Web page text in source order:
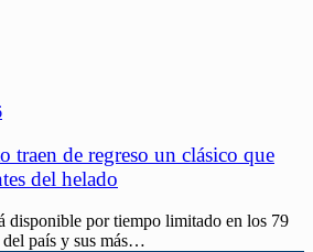
traen de regreso un clásico que
del helado
disponible por tiempo limitado en los 79
del país y sus más…